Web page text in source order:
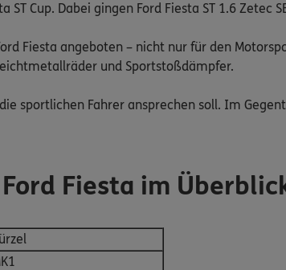
Cup. Dabei gingen Ford Fiesta ST 1.6 Zetec
Fiesta angeboten – nicht nur für den
und Sportstoßdämpfer.
sportlichen Fahrer ansprechen soll. Im
Fiesta im